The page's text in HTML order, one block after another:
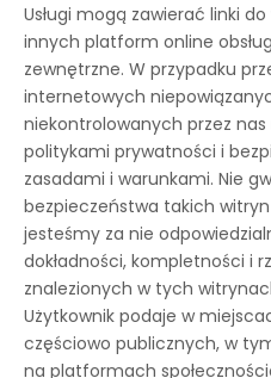
Usługi mogą zawierać linki
innych platform online
zewnętrzne. W przypadku
internetowych
niekontrolowanych przez
politykami prywatności i
zasadami i warunkami. Nie
bezpieczeństwa takich
jesteśmy za nie
dokładności, kompletności i
znalezionych w tych
Użytkownik podaje w
częściowo publicznych, w
na platformach